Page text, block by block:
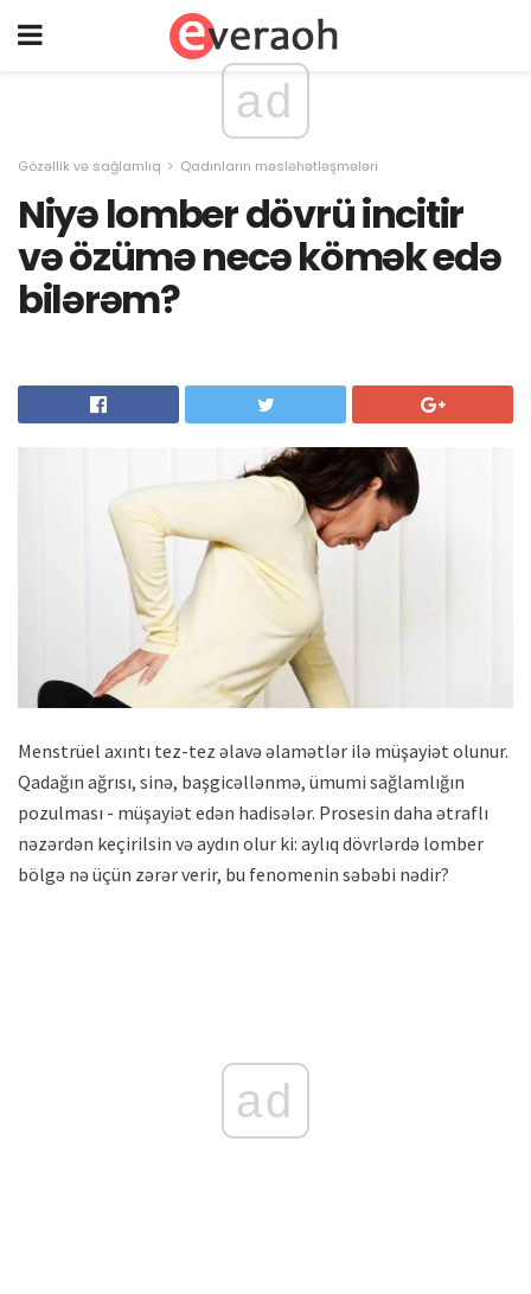
ad
Gözəllik və sağlamlıq Qadınların məsləhətləşmələri
Niyə lomber dövrü incitir
və özümə necə kömək edə
bilərəm?
Menstrüel axıntı tez-tez əlavə əlamətlər ilə müşayiət olunur.
Qadağın ağrısı, sinə, başgicəllənmə, ümumi sağlamlığın
pozulması - müşayiət edən hadisələr. Prosesin daha ətraflı
nəzərdən keçirilsin və aydın olur ki: aylıq dövrlərdə lomber
bölgə nə üçün zərər verir, bu fenomenin səbəbi nədir?
ad